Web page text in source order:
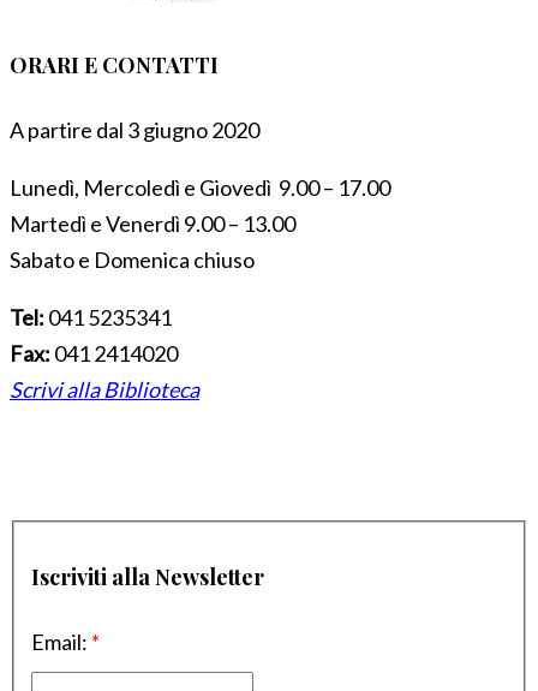
ORARI E CONTATTI
A partire dal 3 giugno 2020
Lunedì, Mercoledì e Giovedì 9.00 – 17.00
Martedì e Venerdì 9.00 – 13.00
Sabato e Domenica chiuso
Tel: 041 5235341
Fax: 041 2414020
Scrivi alla Biblioteca
Iscriviti alla Newsletter
Email: *